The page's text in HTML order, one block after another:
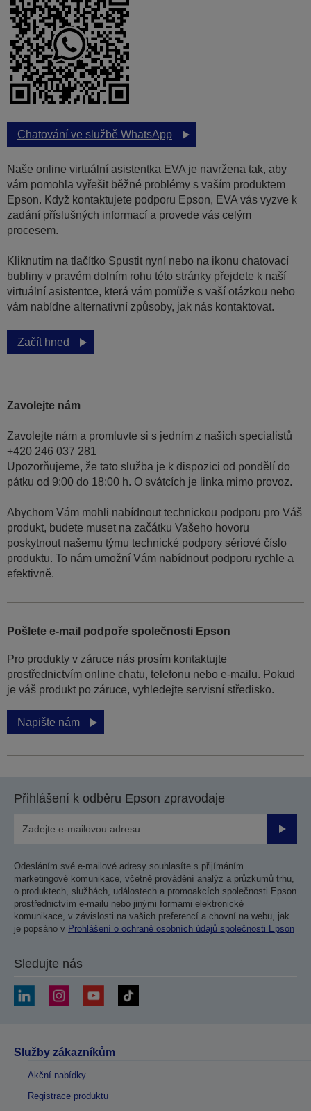
Chatování ve službě WhatsApp
Naše online virtuální asistentka EVA je navržena tak, aby
vám pomohla vyřešit běžné problémy s vaším produktem
Epson. Když kontaktujete podporu Epson, EVA vás vyzve k
zadání příslušných informací a provede vás celým
procesem.
Kliknutím na tlačítko Spustit nyní nebo na ikonu chatovací
bubliny v pravém dolním rohu této stránky přejdete k naší
virtuální asistentce, která vám pomůže s vaší otázkou nebo
vám nabídne alternativní způsoby, jak nás kontaktovat.
Začít hned
Zavolejte nám
Zavolejte nám a promluvte si s jedním z našich specialistů
+420 246 037 281
Upozorňujeme, že tato služba je k dispozici od pondělí do
pátku od 9:00 do 18:00 h. O svátcích je linka mimo provoz.
Abychom Vám mohli nabídnout technickou podporu pro Váš
produkt, budete muset na začátku Vašeho hovoru
poskytnout našemu týmu technické podpory sériové číslo
produktu. To nám umožní Vám nabídnout podporu rychle a
efektivně.
Pošlete e-mail podpoře společnosti Epson
Pro produkty v záruce nás prosím kontaktujte
prostřednictvím online chatu, telefonu nebo e-mailu. Pokud
je váš produkt po záruce, vyhledejte servisní středisko.
Napište nám
Přihlášení k odběru Epson zpravodaje
Odesláním své e-mailové adresy souhlasíte s přijímáním
marketingové komunikace, včetně provádění analýz a průzkumů trhu,
o produktech, službách, událostech a promoakcích společnosti Epson
prostřednictvím e-mailu nebo jinými formami elektronické
komunikace, v závislosti na vašich preferencí a chovní na webu, jak
je popsáno v Prohlášení o ochraně osobních údajů společnosti Epson
Sledujte nás
Služby zákazníkům
Akční nabídky
Registrace produktu